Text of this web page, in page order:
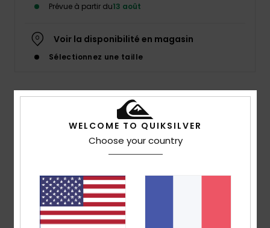
Prévue à partir du13 août
Voir la disponibilité en magasin
Sélectionnez une taille
Tout est parti d'un coup de pinceau, qui a changé le
monde. Repoussant les limites du style et de la
ans plus tard, la révolution continue.
Details & caractéristiques
WELCOME TO QUIKSILVER
Choose your country